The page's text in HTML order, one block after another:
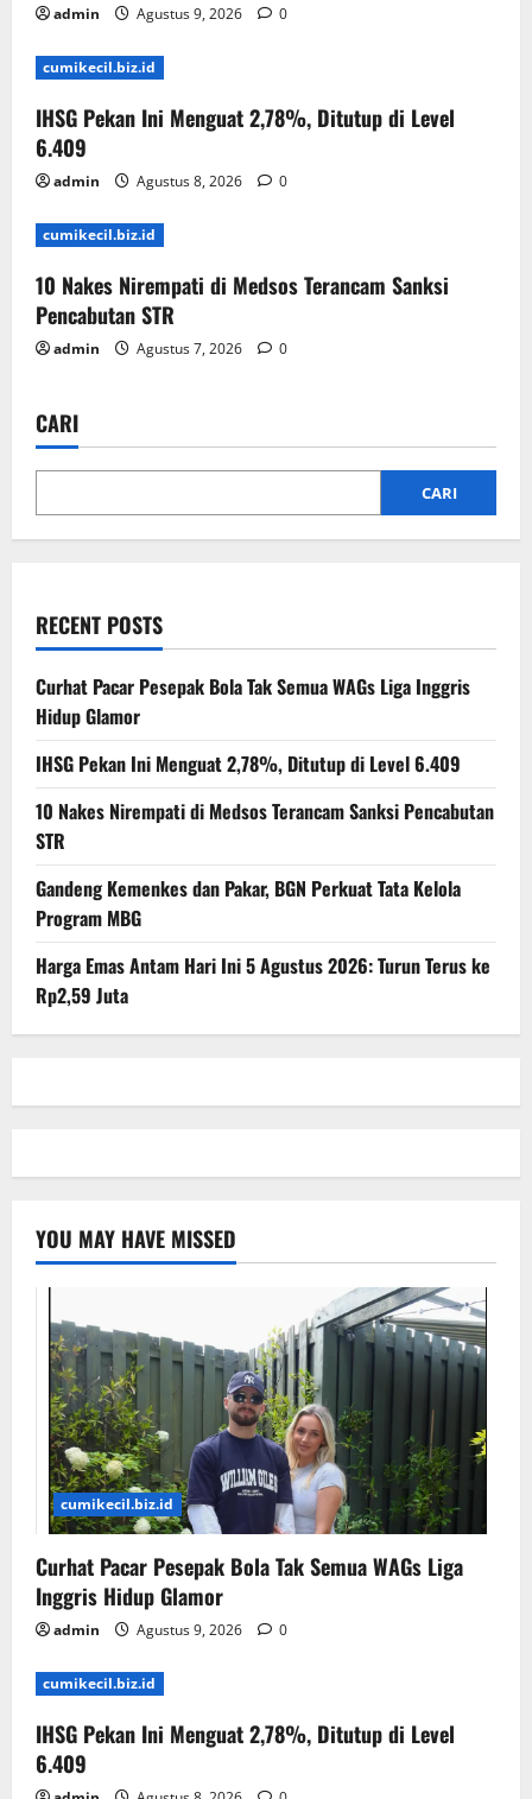
admin Agustus 9, 2026 0
cumikecil.biz.id
IHSG Pekan Ini Menguat 2,78%, Ditutup di Level
6.409
admin Agustus 8, 2026 0
cumikecil.biz.id
10 Nakes Nirempati di Medsos Terancam Sanksi
Pencabutan STR
admin Agustus 7, 2026 0
CARI
CARI
RECENT POSTS
Curhat Pacar Pesepak Bola Tak Semua WAGs Liga Inggris
Hidup Glamor
IHSG Pekan Ini Menguat 2,78%, Ditutup di Level 6.409
10 Nakes Nirempati di Medsos Terancam Sanksi Pencabutan
STR
Gandeng Kemenkes dan Pakar, BGN Perkuat Tata Kelola
Program MBG
Harga Emas Antam Hari Ini 5 Agustus 2026: Turun Terus ke
Rp2,59 Juta
YOU MAY HAVE MISSED
cumikecil.biz.id
Curhat Pacar Pesepak Bola Tak Semua WAGs Liga
Inggris Hidup Glamor
admin Agustus 9, 2026 0
cumikecil.biz.id
IHSG Pekan Ini Menguat 2,78%, Ditutup di Level
6.409